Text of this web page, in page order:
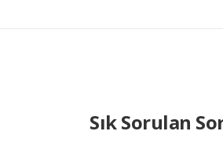
Sık Sorulan